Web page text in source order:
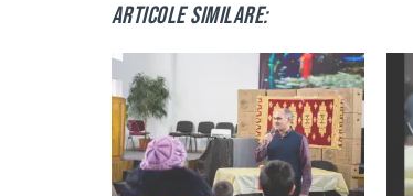
Articole similare: